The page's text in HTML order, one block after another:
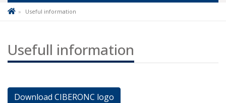
Useful information
Usefull information
Download CIBERONC logo